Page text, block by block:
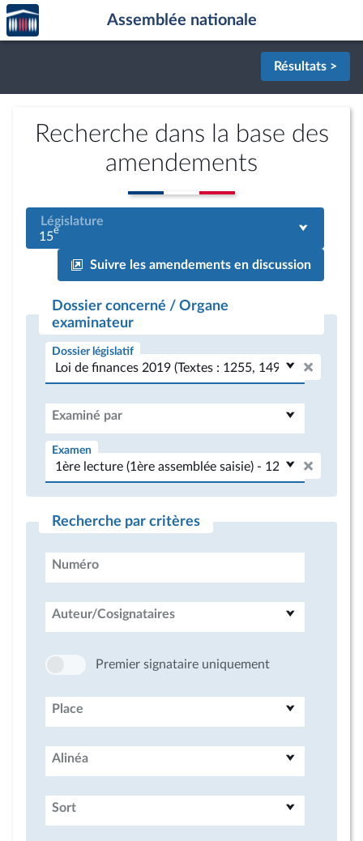
Aller au contenu
Aller en bas de la page
Accèder
à la
page
Assemblée nationale
Résultats >
Recherche dans la base des
amendements
Législature
15e
Suivre les amendements en discussion
Dossier concerné / Organe
examinateur
Dossier législatif
Examiné par
Examen
Recherche par critères
Numéro
Auteur/Cosignataires
Premier signataire uniquement
Place
Alinéa
Sort